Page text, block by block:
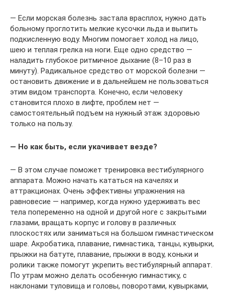
— Если морская болезнь застала врасплох, нужно дать
больному проглотить мелкие кусочки льда и выпить
подкисленную воду. Многим помогает холод на лицо,
шею и теплая грелка на ноги. Еще одно средство —
наладить глубокое ритмичное дыхание (8–10 раз в
минуту). Радикальное средство от морской болезни —
остановить движение и в дальнейшем не пользоваться
этим видом транспорта. Конечно, если человеку
становится плохо в лифте, проблем нет —
самостоятельный подъем на нужный этаж здоровью
только на пользу.
— Но как быть, если укачивает везде?
— В этом случае поможет тренировка вестибулярного
аппарата. Можно начать кататься на качелях и
аттракционах. Очень эффективны упражнения на
равновесие — например, когда нужно удерживать вес
тела попеременно на одной и другой ноге с закрытыми
глазами, вращать корпус и голову в различных
плоскостях или заниматься на большом гимнастическом
шаре. Акробатика, плавание, гимнастика, танцы, кувырки,
прыжки на батуте, плавание, прыжки в воду, коньки и
ролики также помогут укрепить вестибулярный аппарат.
По утрам можно делать особенную гимнастику, с
наклонами туловища и головы, поворотами, кувырками,